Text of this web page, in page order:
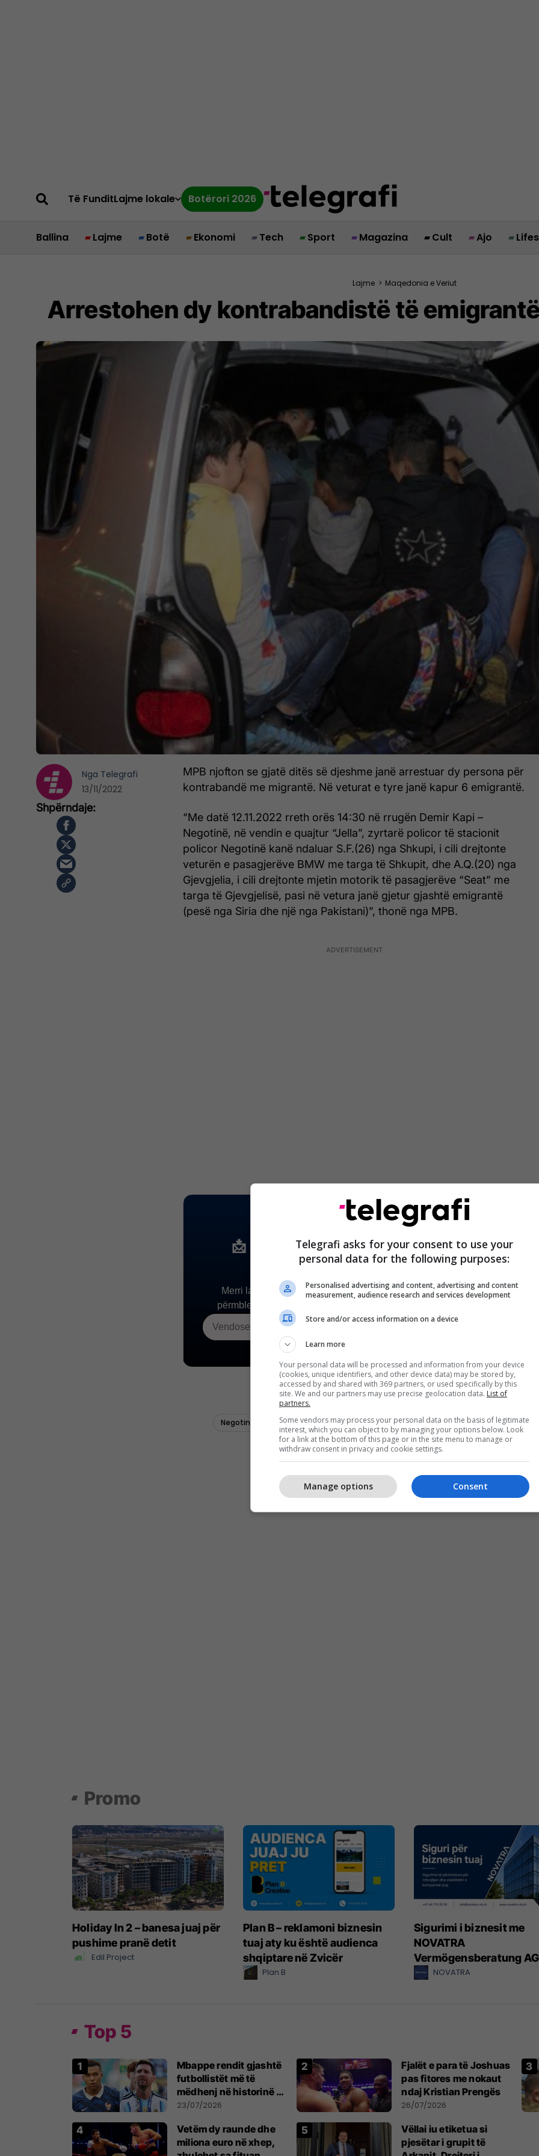
Të FunditLajme lokale Botërori 2026
Ballina Lajme Botë Ekonomi Tech Sport Magazina Cult Ajo
Lajme > Maqedonia e Veriut
Arrestohen dy kontrabandistë të
MPB njofton se gjatë ditës së djeshme janë arrestuar dy persona për
kontrabandë me migrantë. Në veturat e tyre janë kapur 6 emigrantë.
“Me datë 12.11.2022 rreth orës 14:30 në rrugën Demir Kapi –
Negotinë, në vendin e quajtur “Jella”, zyrtarë policor të stacionit
policor Negotinë kanë ndaluar S.F.(26) nga Shkupi, i cili drejtonte
veturën e pasagjerëve BMW me targa të Shkupit, dhe A.Q.(20) nga
Gjevgjelia, i cili drejtonte mjetin motorik të pasagjerëve “Seat” me
targa të Gjevgjelisë, pasi në vetura janë gjetur gjashtë emigrantë
(pesë nga Siria dhe një nga Pakistani)”, thonë nga MPB.
Nga Telegrafi
13/11/2022
Telegrafi asks for your consent to use your
personal data for the following purposes:
Personalised advertising and content, advertising and content
measurement, audience research and services development
Store and/or access information on a device
Learn more
Your personal data will be processed and information from your device
(cookies, unique identifiers, and other device data) may be stored by,
accessed by and shared with 369 partners, or used specifically by this
site. We and our partners may use precise geolocation data. List of
partners.
Some vendors may process your personal data on the basis of legitimate
interest, which you can object to by managing your options below. Look
for a link at the bottom of this page or in the site menu to manage or
withdraw consent in privacy and cookie settings.
Consent
Manage options